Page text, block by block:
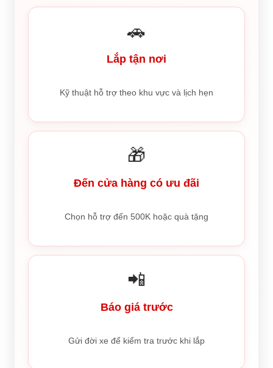
🚗
Lắp tận nơi
Kỹ thuật hỗ trợ theo khu vực và lịch hẹn
🎁
Đến cửa hàng có ưu đãi
Chọn hỗ trợ đến 500K hoặc quà tặng
📲
Báo giá trước
Gửi đời xe để kiểm tra trước khi lắp